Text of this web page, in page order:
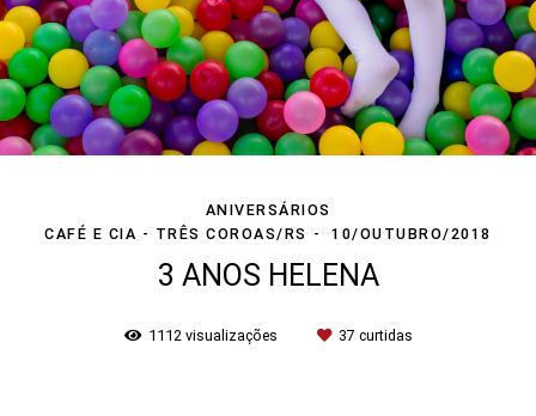
ANIVERSÁRIOS
CAFÉ E CIA - TRÊS COROAS/RS
10/OUTUBRO/2018
3 ANOS HELENA
1112 visualizações 37 curtidas